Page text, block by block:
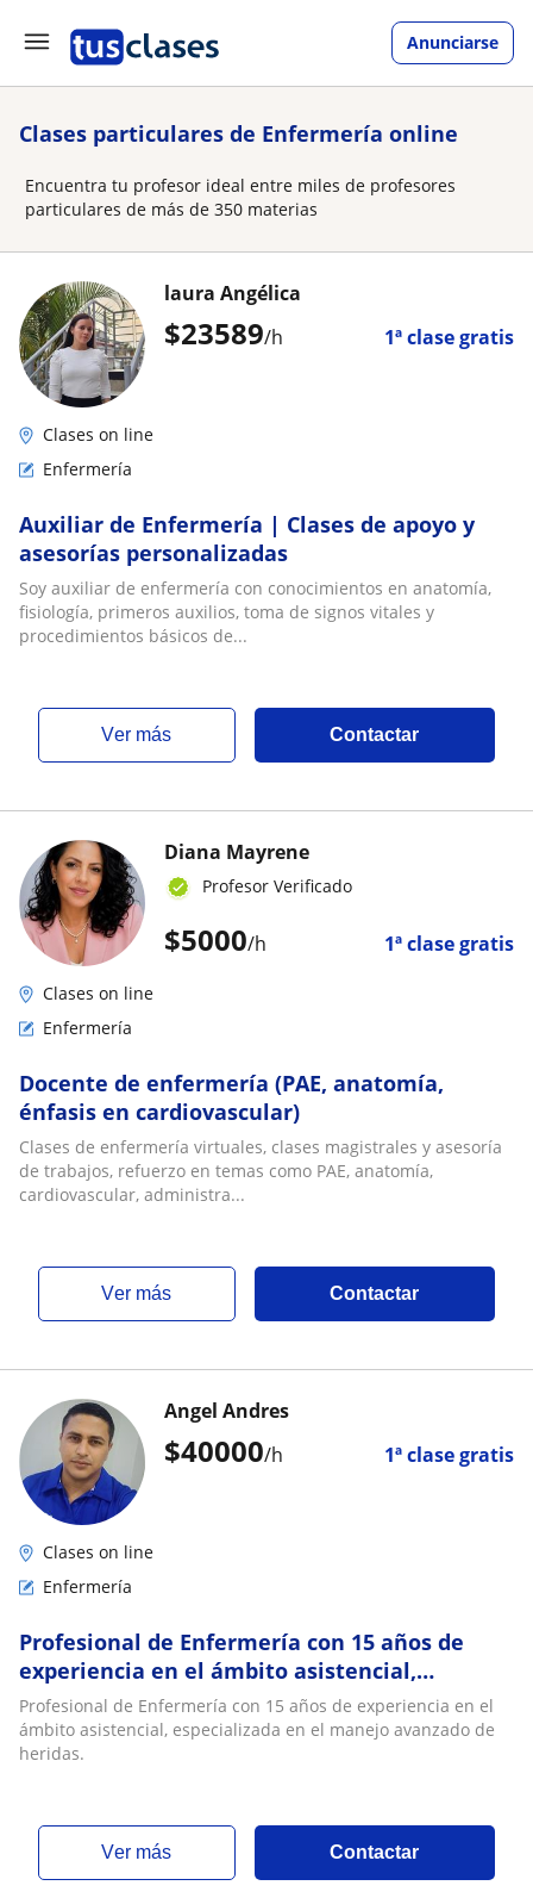
Anunciarse
Clases particulares de Enfermería online
Encuentra tu profesor ideal entre miles de profesores
particulares de más de 350 materias
$23589/h 1ª clase gratis
laura Angélica
Clases on line
Enfermería
Auxiliar de Enfermería | Clases de apoyo y
asesorías personalizadas
Soy auxiliar de enfermería con conocimientos en anatomía,
fisiología, primeros auxilios, toma de signos vitales y
procedimientos básicos de...
ver más Contactar
$5000/h 1ª clase gratis
Diana Mayrene
Profesor Verificado
Clases on line
Enfermería
Docente de enfermería (PAE, anatomía,
énfasis en cardiovascular)
Clases de enfermería virtuales, clases magistrales y asesoría
de trabajos, refuerzo en temas como PAE, anatomía,
cardiovascular, administra...
ver más Contactar
$40000/h 1ª clase gratis
Angel Andres
Clases on line
Enfermería
Profesional de Enfermería con 15 años de
experiencia en el ámbito asistencial,
especializada en el manejo avanzado de
heridas
Profesional de Enfermería con 15 años de experiencia en el
ámbito asistencial, especializada en el manejo avanzado de
heridas.
ver más Contactar